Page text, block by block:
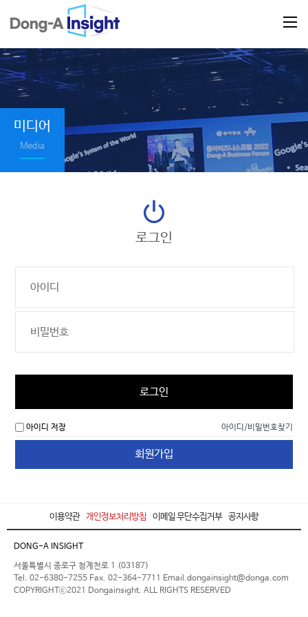
미디어
Media
로그인
로그인
아이디 저장 아이디/비밀번호찾기
회원가입
이용약관 개인정보처리방침 이메일 무단수집거부 공지사항
DONG-A INSIGHT
서울특별시 종로구 청계천로 1 (03187)
Tel. 02-6380-7255 Fax. 02-364-7711 Email.dongainsight@donga.com
COPYRIGHTⓒ2021 Dongainsight. ALL RIGHTS RESERVED